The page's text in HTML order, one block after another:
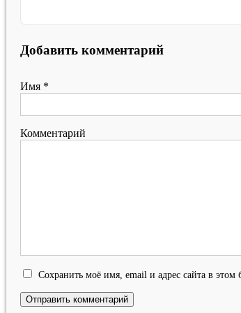
Добавить комментарий
Имя *
Комментарий
Сохранить моё имя, email и адрес сайта в